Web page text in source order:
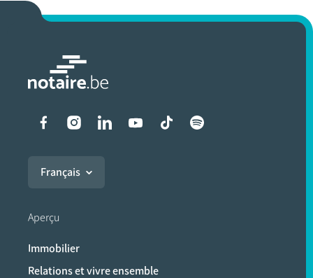
Liens vers les réseaux
Français
Aperçu
Immobilier
Relations et vivre ensemble